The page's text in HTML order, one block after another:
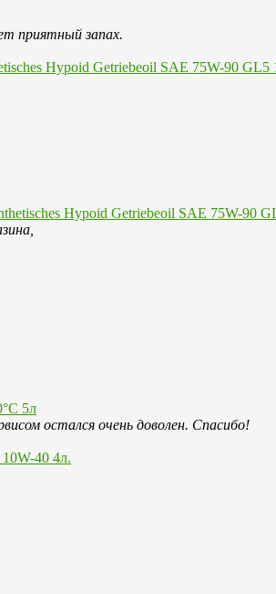
приятный запах.
Hypoid Getriebeoil SAE 75W-90
5л
остался очень доволен. Спасибо!